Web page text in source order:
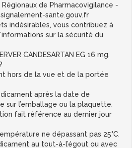
de Pharmacovigilance -
sante.gouv.fr
indésirables, vous contribuez à
sur la sécurité du
CANDESARTAN EG 16 mg,
hors de la vue et de la portée
après la date de
sur l’emballage ou la plaquette.
fait référence au dernier jour
ne dépassant pas 25°C.
au tout-à-l’égout ou avec